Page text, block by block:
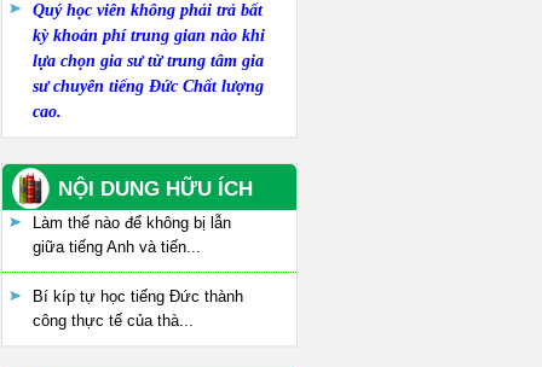
Quý học viên không phải trả bất
kỳ khoản phí trung gian nào khi
lựa chọn gia sư từ trung tâm gia
sư chuyên tiếng Đức Chất lượng
cao.
NỘI DUNG HỮU ÍCH
Làm thế nào để không bị lẫn
giữa tiếng Anh và tiến...
Bí kíp tự học tiếng Đức thành
công thực tế của thà...